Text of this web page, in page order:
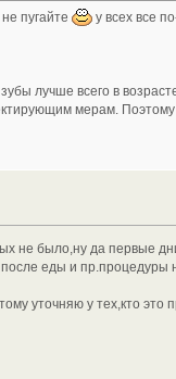
пугайте
у всех все
лучше всего в
мерам. Поэтому
не было,ну да первые
еды и
уточняю у тех,кто это